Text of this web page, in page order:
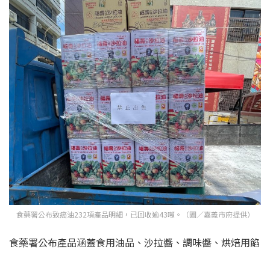
食藥署公布致癌油232項產品明細，已回收逾43噸。（圖／嘉義市府提供）
食藥署公布產品涵蓋食用油品、沙拉醬、調味醬、烘焙用餡